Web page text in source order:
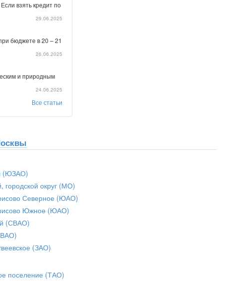
взять кредит по
29.06.2025
бюджете в 20 – 21
26.06.2025
и природным
24.06.2025
Все статьи
(ЮЗАО)
городской округ (МО)
Северное (ЮАО)
Южное (ЮАО)
(СВАО)
(ЗАО)
поселение (ТАО)